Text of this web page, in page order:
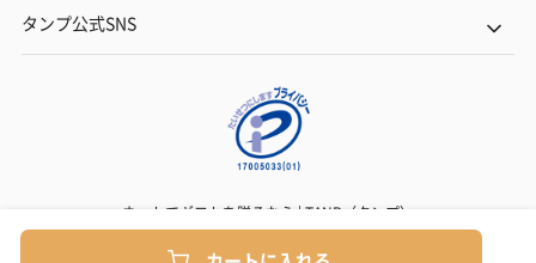
タンプ公式SNS
ネットでギフトを贈るなら | TANP（タンプ）